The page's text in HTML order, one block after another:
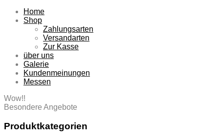
Home
Shop
Zahlungsarten
Versandarten
Zur Kasse
über uns
Galerie
Kundenmeinungen
Messen
Wow!!
Besondere Angebote
Produktkategorien